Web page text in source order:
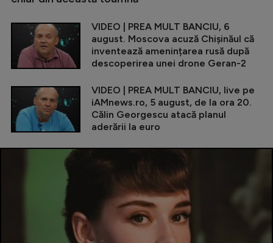
VIDEO | PREA MULT BANCIU, 6
august. Moscova acuză Chișinăul că
inventează amenințarea rusă după
descoperirea unei drone Geran-2
VIDEO | PREA MULT BANCIU, live pe
iAMnews.ro, 5 august, de la ora 20.
Călin Georgescu atacă planul
aderării la euro